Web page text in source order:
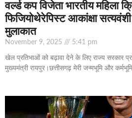
वर्ल्ड कप विजेता भारतीय महिला
फिजियोथेरेपिस्ट आकांक्षा
मुलाकात
November 9, 2025 5:41 pm
खेल प्रतिभाओं को बढ़ावा देने के लिए राज्य सरकार
मुख्यमंत्री रायपुर।छत्तीसगढ़ मेरी जन्मभूमि और